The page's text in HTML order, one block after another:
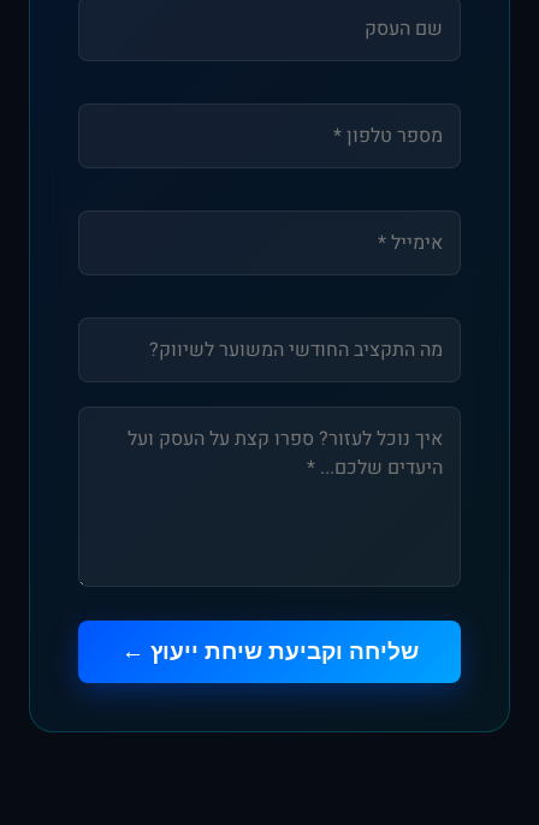
שליחה וקביעת שיחת ייעוץ ←